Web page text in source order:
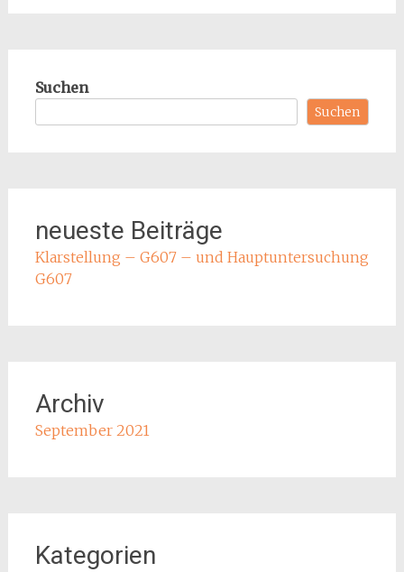
Suchen
Suchen
neueste Beiträge
Klarstellung – G607 – und Hauptuntersuchung
G607
Archiv
September 2021
Kategorien